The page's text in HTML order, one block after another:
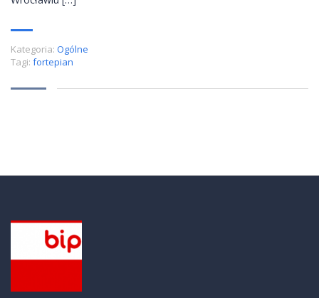
Kategoria: Ogólne
Tagi: fortepian